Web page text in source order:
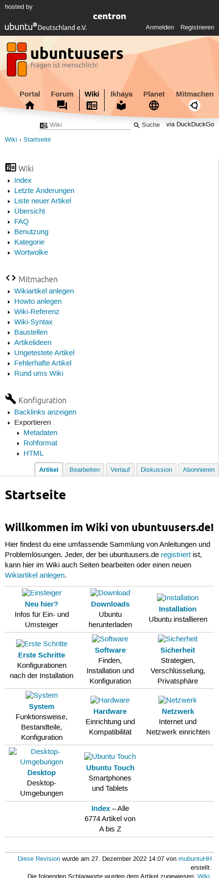
hosted by
Anmelden Registrieren
Portal Forum Wiki Ikhaya Planet Mitmachen
via DuckDuckGo
Wiki Startseite
Wiki
Index
Letzte Änderungen
Liste neuer Artikel
Übersicht
FAQ
Benutzung
Kategorie
Wortwolke
Mitmachen
Wikiartikel anlegen
Howto anlegen
Wiki-Referenz
Wiki-Syntax
Baustellen
Artikelideen
Ungetestete Artikel
Fehlerhafte Artikel
Rund ums Wiki
Konfiguration
Backlinks anzeigen
Exportieren
Metadaten
Rohformat
HTML
Artikel Bearbeiten Verlauf Diskussion Abonnieren
Startseite
Willkommen im Wiki von ubuntuusers.de!
Hier findest du eine umfassende Sammlung von Anleitungen und
Problemlösungen. Jeder, der bei ubuntuusers.de registriertist,
kann hier im Wiki auch Seiten bearbeiten oder einen neuen
Wikiartikel anlegen.
Neu hier?
Infos für Ein- und
Umsteiger
Downloads
Ubuntu
herunterladen
Installation
Ubuntu installieren
Erste Schritte
Konfigurationen
nach der Installation
Software
Finden,
Installation und
Konfiguration
Sicherheit
Strategien,
Verschlüsselung,
Privatsphäre
System
Funktionsweise,
Bestandteile,
Konfiguration
Hardware
Einrichtung und
Kompatibilität
Netzwerk
Internet und
Netzwerk einrichten
Desktop
Desktop-
Umgebungen
Ubuntu Touch
Smartphones
und Tablets
Index– Alle
6774 Artikel von
A bis Z
Diese Revision wurde am 27. Dezember 2022 14:07 vonmubuntuHH
erstellt.